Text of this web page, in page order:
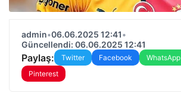
admin•06.06.2025 12:41•
Güncellendi: 06.06.2025 12:41
Paylaş: Twitter Facebook WhatsApp
Pinterest